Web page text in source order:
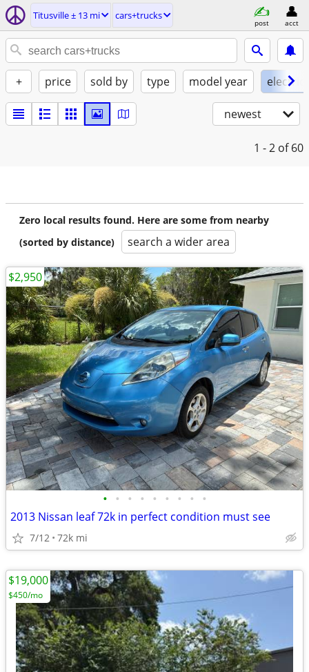
Titusville ± 13 mi cars+trucks
post acct
+ price sold by type model year electric
newest
1 - 2 of 60
Zero local results found. Here are some from nearby
(sorted by distance)
search a wider area
• • • • • • • • •
2013 Nissan leaf 72k in perfect condition must see
7/12 72k mi
$2,950
$19,000
$450/mo